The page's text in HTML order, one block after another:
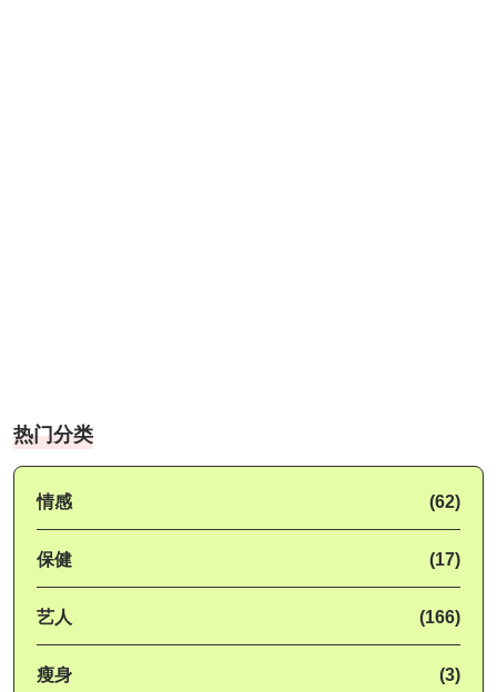
热门分类
情感 (62)
保健 (17)
艺人 (166)
瘦身 (3)